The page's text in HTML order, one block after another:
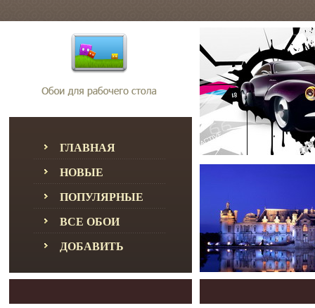
ГЛАВНАЯ
НОВЫЕ
ПОПУЛЯРНЫЕ
ВСЕ ОБОИ
ДОБАВИТЬ